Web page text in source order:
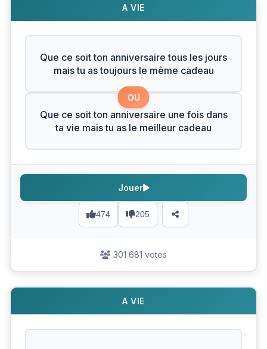
A VIE
Que ce soit ton anniversaire tous les jours
mais tu as toujours le même cadeau
OU
Que ce soit ton anniversaire une fois dans
ta vie mais tu as le meilleur cadeau
474 205
Jouer
301 681 votes
A VIE